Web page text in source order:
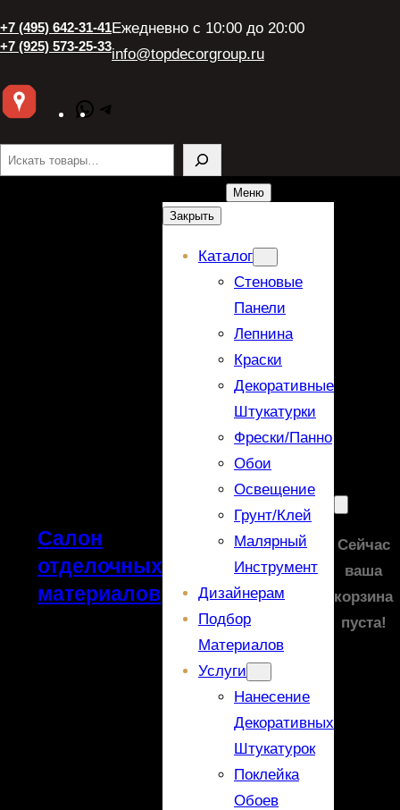
+7 (495) 642-31-41
+7 (925) 573-25-33
Ежедневно с 10:00 до 20:00
info@topdecorgroup.ru
WhatsApp
Поиск
Салон
отделочных
материалов
Меню
Закрыть
Каталог
Стеновые
Панели
Лепнина
Краски
Декоративные
Штукатурки
Фрески/панно
Обои
Освещение
Грунт/Клей
Малярный
Инструмент
Дизайнерам
Подбор
Материалов
Услуги
Нанесение
Декоративных
Штукатурок
Поклейка
Обоев
Сейчас
ваша
корзина
пуста!